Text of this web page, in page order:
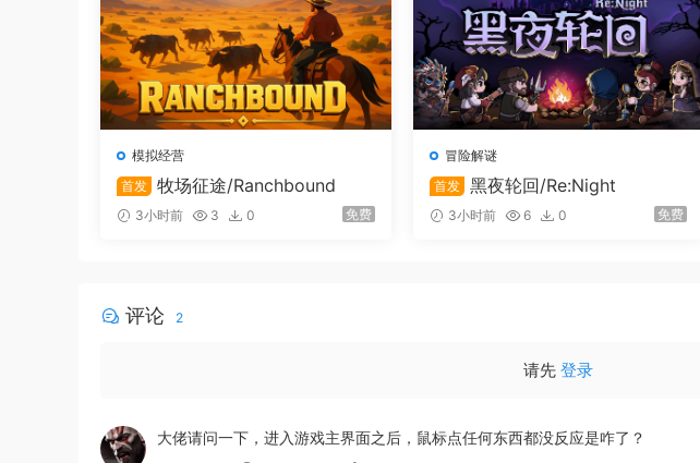
多身份体验
模拟经营
首发 牧场征途/Ranchbound
3小时前 3 0 免费
冒险解谜
首发
黑夜轮回/Re:Night
3小时前 6 0 免费
评论 2
请先 登录
大佬请问一下，进入游戏主界面之后，鼠标点任何东西都没反应是咋了？